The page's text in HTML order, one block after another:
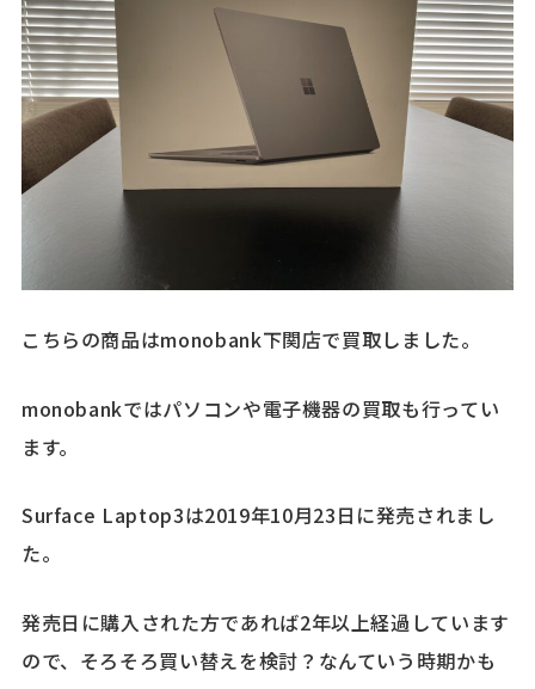
こちらの商品はmonobank下関店で買取しました。
monobankではパソコンや電子機器の買取も行ってい
ます。
Surface Laptop3は2019年10月23日に発売されまし
た。
発売日に購入された方であれば2年以上経過しています
ので、そろそろ買い替えを検討？なんていう時期かも